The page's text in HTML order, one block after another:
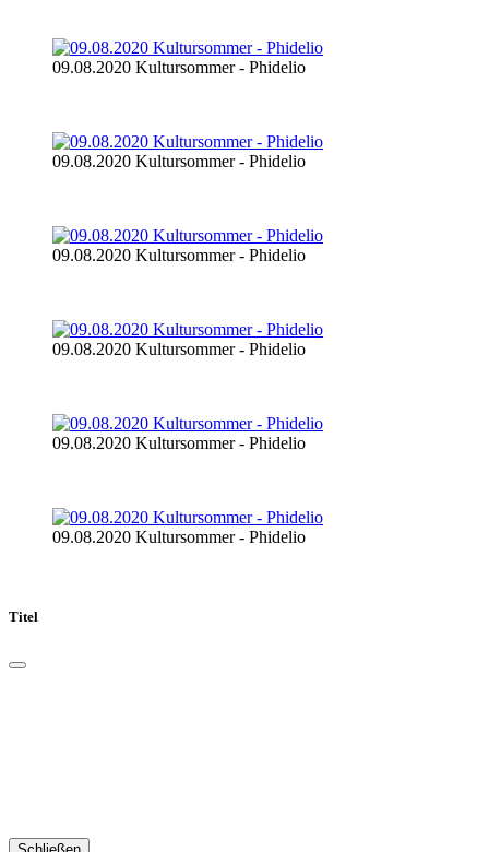
09.08.2020 Kultursommer - Phidelio
09.08.2020 Kultursommer - Phidelio
09.08.2020 Kultursommer - Phidelio
09.08.2020 Kultursommer - Phidelio
09.08.2020 Kultursommer - Phidelio
09.08.2020 Kultursommer - Phidelio
Titel